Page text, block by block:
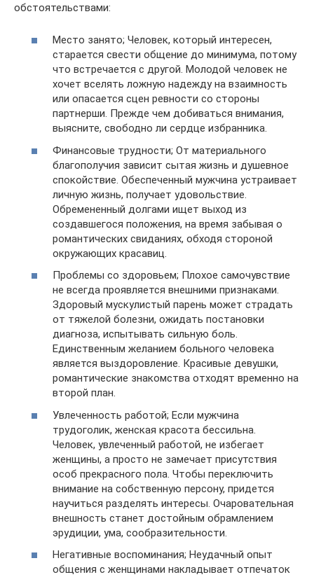
обстоятельствами:
Место занято; Человек, который интересен,
старается свести общение до минимума, потому
что встречается с другой. Молодой человек не
хочет вселять ложную надежду на взаимность
или опасается сцен ревности со стороны
партнерши. Прежде чем добиваться внимания,
выясните, свободно ли сердце избранника.
Финансовые трудности; От материального
благополучия зависит сытая жизнь и душевное
спокойствие. Обеспеченный мужчина устраивает
личную жизнь, получает удовольствие.
Обремененный долгами ищет выход из
создавшегося положения, на время забывая о
романтических свиданиях, обходя стороной
окружающих красавиц.
Проблемы со здоровьем; Плохое самочувствие
не всегда проявляется внешними признаками.
Здоровый мускулистый парень может страдать
от тяжелой болезни, ожидать постановки
диагноза, испытывать сильную боль.
Единственным желанием больного человека
является выздоровление. Красивые девушки,
романтические знакомства отходят временно на
второй план.
Увлеченность работой; Если мужчина
трудоголик, женская красота бессильна.
Человек, увлеченный работой, не избегает
женщины, а просто не замечает присутствия
особ прекрасного пола. Чтобы переключить
внимание на собственную персону, придется
научиться разделять интересы. Очаровательная
внешность станет достойным обрамлением
эрудиции, ума, сообразительности.
Негативные воспоминания; Неудачный опыт
общения с женщинами накладывает отпечаток